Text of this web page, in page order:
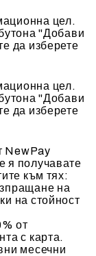
цел.
"Добави
да изберете
цел.
"Добави
да изберете
NewPay
я получавате
към тях:
на
на стойност
от
с карта.
месечни